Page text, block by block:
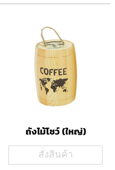
ถังไม้โชว์ (ใหญ่)
สั่งสินค้า